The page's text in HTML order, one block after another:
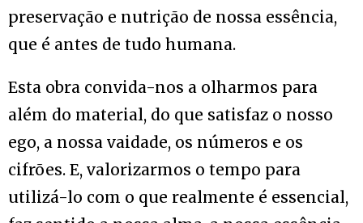
preservação e nutrição de nossa essência,
que é antes de tudo humana.
Esta obra convida-nos a olharmos para
além do material, do que satisfaz o nosso
ego, a nossa vaidade, os números e os
cifrões. E, valorizarmos o tempo para
utilizá-lo com o que realmente é essencial,